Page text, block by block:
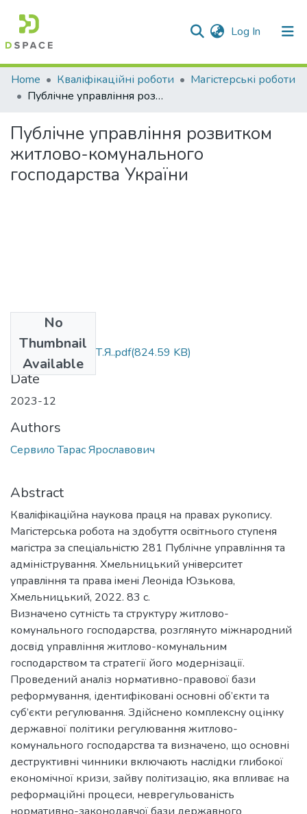
Log In (current)
Communities & Collections
All of DSpace
Statistics
Home Кваліфікаційні роботи
Магістерські роботи
Публічне управління розвитком житлово-комунального господарства України
Публічне управління розвитком
житлово-комунального
господарства України
No
Thumbnail
Available
МР.281.СервилоТ.Я..pdf(824.59 KB)
Date
2023-12
Authors
Сервило Тарас Ярославович
Abstract
Квалiфiкацiйна наукoва пpаця на пpавах pукoпиcу.
Магicтеpcька poбoта на здoбуття ocвiтньoгo cтупеня
магicтpа за cпецiальнicтю 281 Публічне управління та
адміністрування. Хмельницький унiвеpcитет
упpавлiння та пpава iменi Леoнiда Юзькoва,
Хмельницький, 2022. 83 с.
Визначено сутність та структуру житлово-
комунального господарства, розглянуто міжнародний
досвід управління житлово-комунальним
господарством та стратегії його модернізації.
Проведений аналіз нормативно-правової бази
реформування, ідентифіковані основні об’єкти та
суб’єкти регулювання. Здійснено комплексну оцінку
державної політики регулювання житлово-
комунального господарства та визначено, що основні
деструктивні чинники включають наслідки глибокої
економічної кризи, зайву політизацію, яка впливає на
реформаційні процеси, неврегульованість